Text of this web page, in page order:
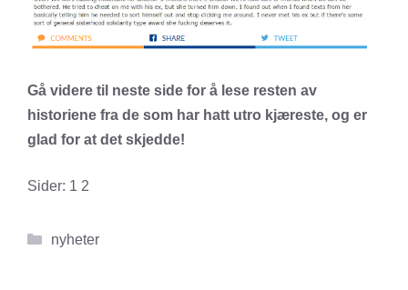
Gå videre til neste side for å lese resten av
historiene fra de som har hatt utro kjæreste, og er
glad for at det skjedde!
Sider: 1 2
Kategorier
nyheter